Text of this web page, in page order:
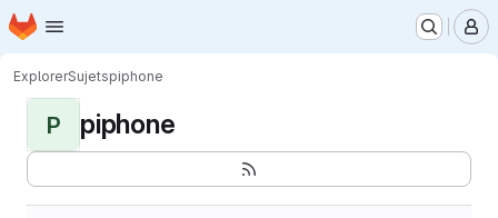
Passer au contenu principal
Page d'accueil
ExplorerSujetspiphone
P piphone